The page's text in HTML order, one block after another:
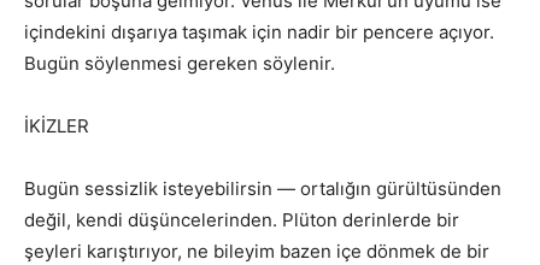
içindekini dışarıya taşımak için nadir bir pencere açıyor.
Bugün söylenmesi gereken söylenir.
İKİZLER
Bugün sessizlik isteyebilirsin — ortalığın gürültüsünden
değil, kendi düşüncelerinden. Plüton derinlerde bir
şeyleri karıştırıyor, ne bileyim bazen içe dönmek de bir